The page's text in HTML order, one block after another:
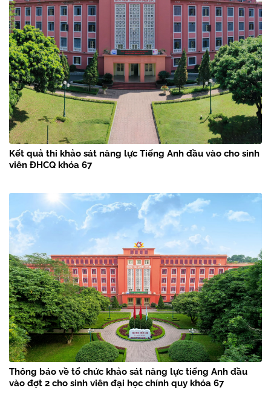
Kết quả thi khảo sát năng lực Tiếng Anh đầu vào cho sinh
viên ĐHCQ khóa 67
Thông báo về tổ chức khảo sát năng lực tiếng Anh đầu
vào đợt 2 cho sinh viên đại học chính quy khóa 67